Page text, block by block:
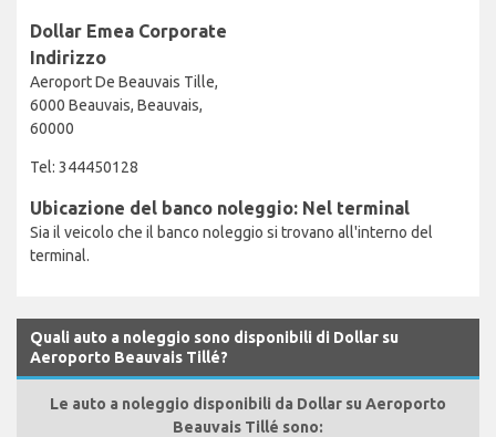
Dollar Emea Corporate
Indirizzo
Aeroport De Beauvais Tille,
6000 Beauvais, Beauvais,
60000
Tel: 344450128
Ubicazione del banco noleggio: Nel terminal
Sia il veicolo che il banco noleggio si trovano all'interno del
terminal.
Quali auto a noleggio sono disponibili di Dollar su
Aeroporto Beauvais Tillé?
Le auto a noleggio disponibili da Dollar su Aeroporto
Beauvais Tillé sono: